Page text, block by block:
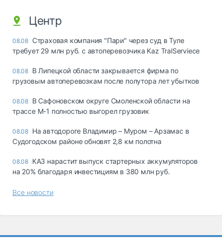
Центр
08.08 Страховая компания "Пари" через суд в Туле
требует 29 млн руб. с автоперевозчика Kaz TralServiece
08.08 В Липецкой области закрывается фирма по
грузовым автоперевозкам после полутора лет убытков
08.08 В Сафоновском округе Смоленской области на
трассе М-1 полностью выгорел грузовик
08.08 На автодороге Владимир – Муром – Арзамас в
Судогодском районе обновят 2,8 км полотна
08.08 КАЗ нарастит выпуск стартерных аккумуляторов
на 20% благодаря инвестициям в 380 млн руб.
Все новости